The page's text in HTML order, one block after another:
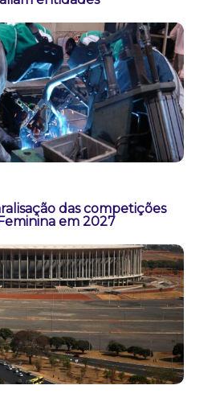
das competições
em 2027